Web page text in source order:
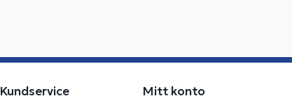
Kundservice Mitt konto